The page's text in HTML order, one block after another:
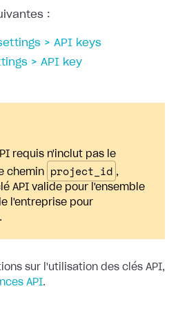
:
> API keys
> API key
requis n'inclut pas le
chemin
project_id ,
API valide pour l'ensemble
l'entreprise pour
sur l'utilisation des clés API,
API.